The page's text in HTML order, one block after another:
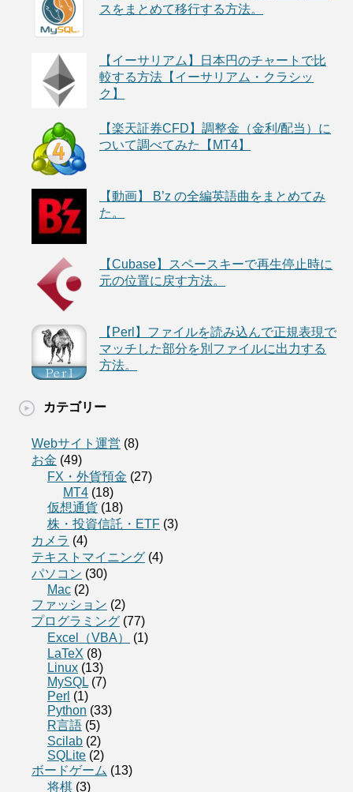
スをまとめて移行する方法。
【イーサリアム】日本円のチャートで比
較する方法【イーサリアム・クラシッ
ク】
【楽天証券CFD】調整金（金利/配当）に
ついて調べてみた【MT4】
【動画】 B’z の全編英語曲をまとめてみ
た。
【Cubase】スペースキーで再生停止時に
元の位置に戻す方法。
【Perl】ファイルを読み込んで正規表現で
マッチした部分を別ファイルに出力する
方法。
カテゴリー
Webサイト運営 (8)
お金 (49)
FX・外貨預金 (27)
MT4 (18)
仮想通貨 (18)
株・投資信託・ETF (3)
カメラ (4)
テキストマイニング (4)
パソコン (30)
Mac (2)
ファッション (2)
プログラミング (77)
Excel（VBA）
(1)
LaTeX (8)
Linux (13)
MySQL (7)
Perl (1)
Python (33)
R言語 (5)
Scilab (2)
SQLite (2)
ボードゲーム (13)
将棋 (3)